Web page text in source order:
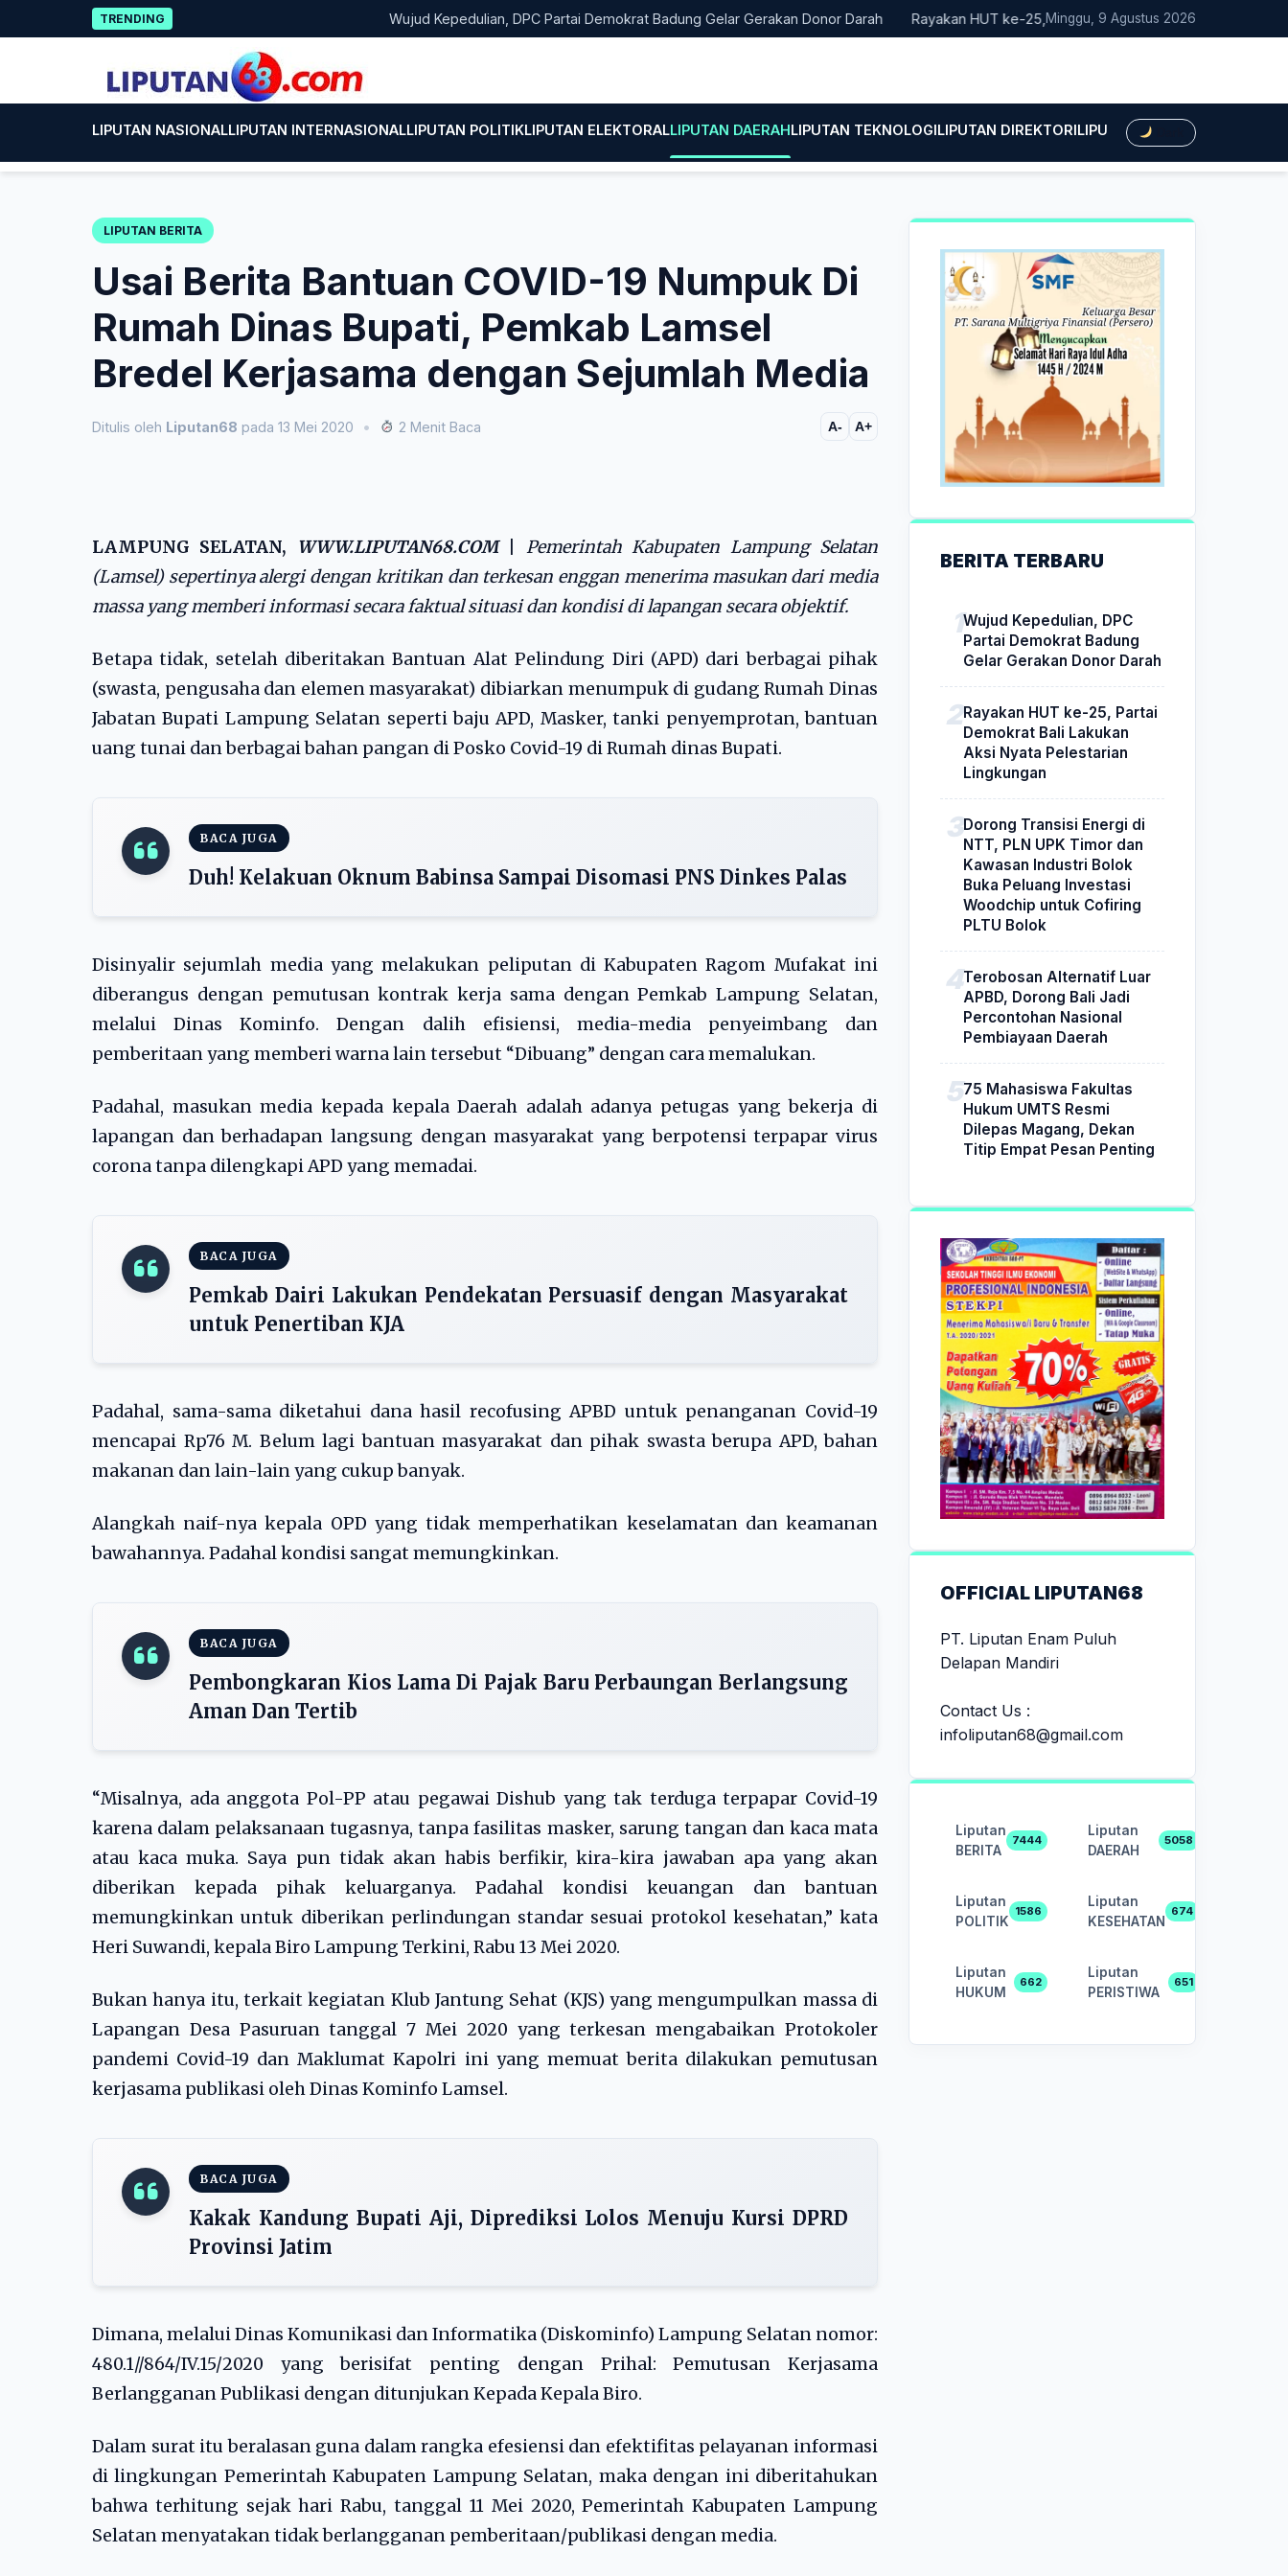
to
TRENDING Wujud Kepedulian, DPC Partai Demokrat Badung Gelar Gerakan Donor Darah Rayakan HUT ke-25, Partai Demokrat Bali Lakukan Aksi Nyata
Minggu, 9 Agustus 2026
LIPUTAN NASIONALLIPUTAN INTERNASIONALLIPUTAN POLITIKLIPUTAN ELEKTORALLIPUTAN DAERAHLIPUTAN TEKNOLOGILIPUTAN DIREKTORILIPUTAN HUKUMLIPUTAN
LIPUTAN BERITA
Usai Berita Bantuan COVID-19 Numpuk Di
Rumah Dinas Bupati, Pemkab Lamsel
Bredel Kerjasama dengan Sejumlah Media
Ditulis oleh Liputan68 pada 13 Mei 2020 • 2 Menit Baca A- A+
LAMPUNG SELATAN, WWW.LIPUTAN68.COM|
Pemerintah Kabupaten Lampung Selatan
(Lamsel) sepertinya alergi dengan kritikan dan terkesan enggan menerima masukan dari media
massa yang memberi informasi secara faktual situasi dan kondisi di lapangan secara objektif.
Betapa tidak, setelah diberitakan Bantuan Alat Pelindung Diri (APD) dari berbagai pihak
(swasta, pengusaha dan elemen masyarakat) dibiarkan menumpuk di gudang Rumah Dinas
Jabatan Bupati Lampung Selatan seperti baju APD, Masker, tanki penyemprotan, bantuan
uang tunai dan berbagai bahan pangan di Posko Covid-19 di Rumah dinas Bupati.
BACA JUGA
Duh! Kelakuan Oknum Babinsa Sampai Disomasi PNS Dinkes Palas
Disinyalir sejumlah media yang melakukan peliputan di Kabupaten Ragom Mufakat ini
diberangus dengan pemutusan kontrak kerja sama dengan Pemkab Lampung Selatan,
melalui Dinas Kominfo. Dengan dalih efisiensi, media-media penyeimbang dan
pemberitaan yang memberi warna lain tersebut “Dibuang” dengan cara memalukan.
Padahal, masukan media kepada kepala Daerah adalah adanya petugas yang bekerja di
lapangan dan berhadapan langsung dengan masyarakat yang berpotensi terpapar virus
corona tanpa dilengkapi APD yang memadai.
BACA JUGA
Pemkab Dairi Lakukan Pendekatan Persuasif dengan Masyarakat
untuk Penertiban KJA
Padahal, sama-sama diketahui dana hasil recofusing APBD untuk penanganan Covid-19
mencapai Rp76 M. Belum lagi bantuan masyarakat dan pihak swasta berupa APD, bahan
makanan dan lain-lain yang cukup banyak.
Alangkah naif-nya kepala OPD yang tidak memperhatikan keselamatan dan keamanan
bawahannya. Padahal kondisi sangat memungkinkan.
BACA JUGA
Pembongkaran Kios Lama Di Pajak Baru Perbaungan Berlangsung
Aman Dan Tertib
“Misalnya, ada anggota Pol-PP atau pegawai Dishub yang tak terduga terpapar Covid-19
karena dalam pelaksanaan tugasnya, tanpa fasilitas masker, sarung tangan dan kaca mata
atau kaca muka. Saya pun tidak akan habis berfikir, kira-kira jawaban apa yang akan
diberikan kepada pihak keluarganya. Padahal kondisi keuangan dan bantuan
memungkinkan untuk diberikan perlindungan standar sesuai protokol kesehatan,” kata
Heri Suwandi, kepala Biro Lampung Terkini, Rabu 13 Mei 2020.
Bukan hanya itu, terkait kegiatan Klub Jantung Sehat (KJS) yang mengumpulkan massa di
Lapangan Desa Pasuruan tanggal 7 Mei 2020 yang terkesan mengabaikan Protokoler
pandemi Covid-19 dan Maklumat Kapolri ini yang memuat berita dilakukan pemutusan
kerjasama publikasi oleh Dinas Kominfo Lamsel.
BACA JUGA
Kakak Kandung Bupati Aji, Diprediksi Lolos Menuju Kursi DPRD
Provinsi Jatim
Dimana, melalui Dinas Komunikasi dan Informatika (Diskominfo) Lampung Selatan nomor:
480.1//864/IV.15/2020 yang berisifat penting dengan Prihal: Pemutusan Kerjasama
Berlangganan Publikasi dengan ditunjukan Kepada Kepala Biro.
Dalam surat itu beralasan guna dalam rangka efesiensi dan efektifitas pelayanan informasi
di lingkungan Pemerintah Kabupaten Lampung Selatan, maka dengan ini diberitahukan
bahwa terhitung sejak hari Rabu, tanggal 11 Mei 2020, Pemerintah Kabupaten Lampung
Selatan menyatakan tidak berlangganan pemberitaan/publikasi dengan media.
BERITA TERBARU
Wujud Kepedulian, DPC
Partai Demokrat Badung
Gelar Gerakan Donor Darah
Rayakan HUT ke-25, Partai
Demokrat Bali Lakukan
Aksi Nyata Pelestarian
Lingkungan
Dorong Transisi Energi di
NTT, PLN UPK Timor dan
Kawasan Industri Bolok
Buka Peluang Investasi
Woodchip untuk Cofiring
PLTU Bolok
Terobosan Alternatif Luar
APBD, Dorong Bali Jadi
Percontohan Nasional
Pembiayaan Daerah
75 Mahasiswa Fakultas
Hukum UMTS Resmi
Dilepas Magang, Dekan
Titip Empat Pesan Penting
OFFICIAL LIPUTAN68
PT. Liputan Enam Puluh
Delapan Mandiri
Contact Us :
infoliputan68@gmail.com
Liputan
BERITA
7444
Liputan
DAERAH
5058
Liputan
POLITIK
1586
Liputan
KESEHATAN
674
Liputan
HUKUM
662
Liputan
PERISTIWA
651